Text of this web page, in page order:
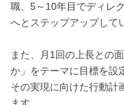
職、5～10年目でディレ
へとステップアップして
また、月1回の上長との
か」をテーマに目標を設
その実現に向けた行動計